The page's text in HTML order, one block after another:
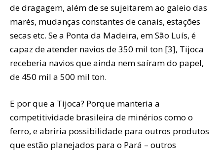
de dragagem, além de se sujeitarem ao galeio das
marés, mudanças constantes de canais, estações
secas etc. Se a Ponta da Madeira, em São Luís, é
capaz de atender navios de 350 mil ton [3], Tijoca
receberia navios que ainda nem saíram do papel,
de 450 mil a 500 mil ton.
E por que a Tijoca? Porque manteria a
competitividade brasileira de minérios como o
ferro, e abriria possibilidade para outros produtos
que estão planejados para o Pará – outros